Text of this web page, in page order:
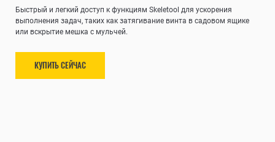
Быстрый и легкий доступ к функциям Skeletool для ускорения
выполнения задач, таких как затягивание винта в садовом ящике
или вскрытие мешка с мульчей.
КУПИТЬ СЕЙЧАС